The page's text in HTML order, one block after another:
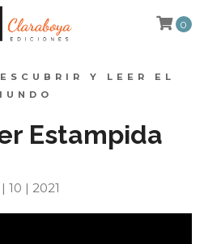
Y LEER EL
0
Estampida
10 | 2021